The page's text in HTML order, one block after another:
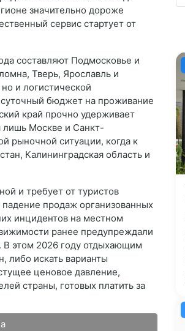
значительно дороже
сервис стартует от
составляют Подмосковье и
Тверь, Ярославль и
и логистической
суточный бюджет на проживание
край прочно удерживает
лишь Москве и Санкт-
рыночной ситуации, когда к
Калининградская область и
и требует от туристов
продаж организованных
инцидентов на местном
ранее предупреждали
В этом 2026 году отдыхающим
либо искать варианты
ценовое давление,
страны, готовых платить за